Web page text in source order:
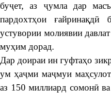
буҷет, аз ҷумла дар
пардохтҳои
устувории молиявии
муҳим дорад.
Дар доираи ин гуфтаҳо
ум ҳаҷми маҷмуи
аз 150 миллиард сомонӣ